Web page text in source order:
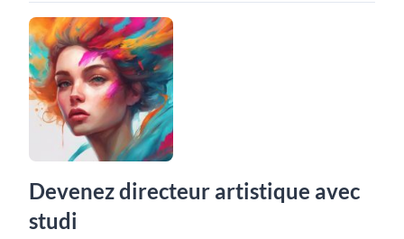
Devenez directeur artistique avec
studi